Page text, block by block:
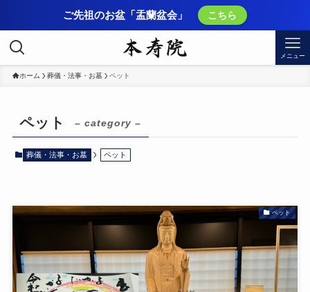
ご先祖のお盆「盂蘭盆会」 こちら
メニュー
ホーム 葬儀・法事・お墓 ペット
ペット – category –
葬儀・法事・お墓 ペット
ペット